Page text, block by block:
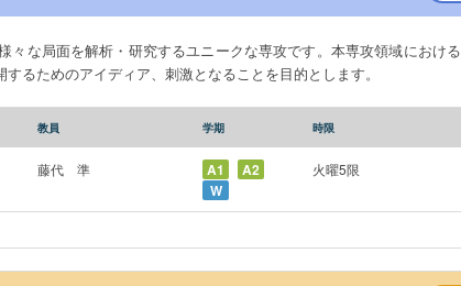
な局面を解析・研究するユニークな専攻です。本専攻領域における
るためのアイディア、刺激となることを目的とします。
教員 学期 時限
藤代 準 A1
A2
W
火曜5限